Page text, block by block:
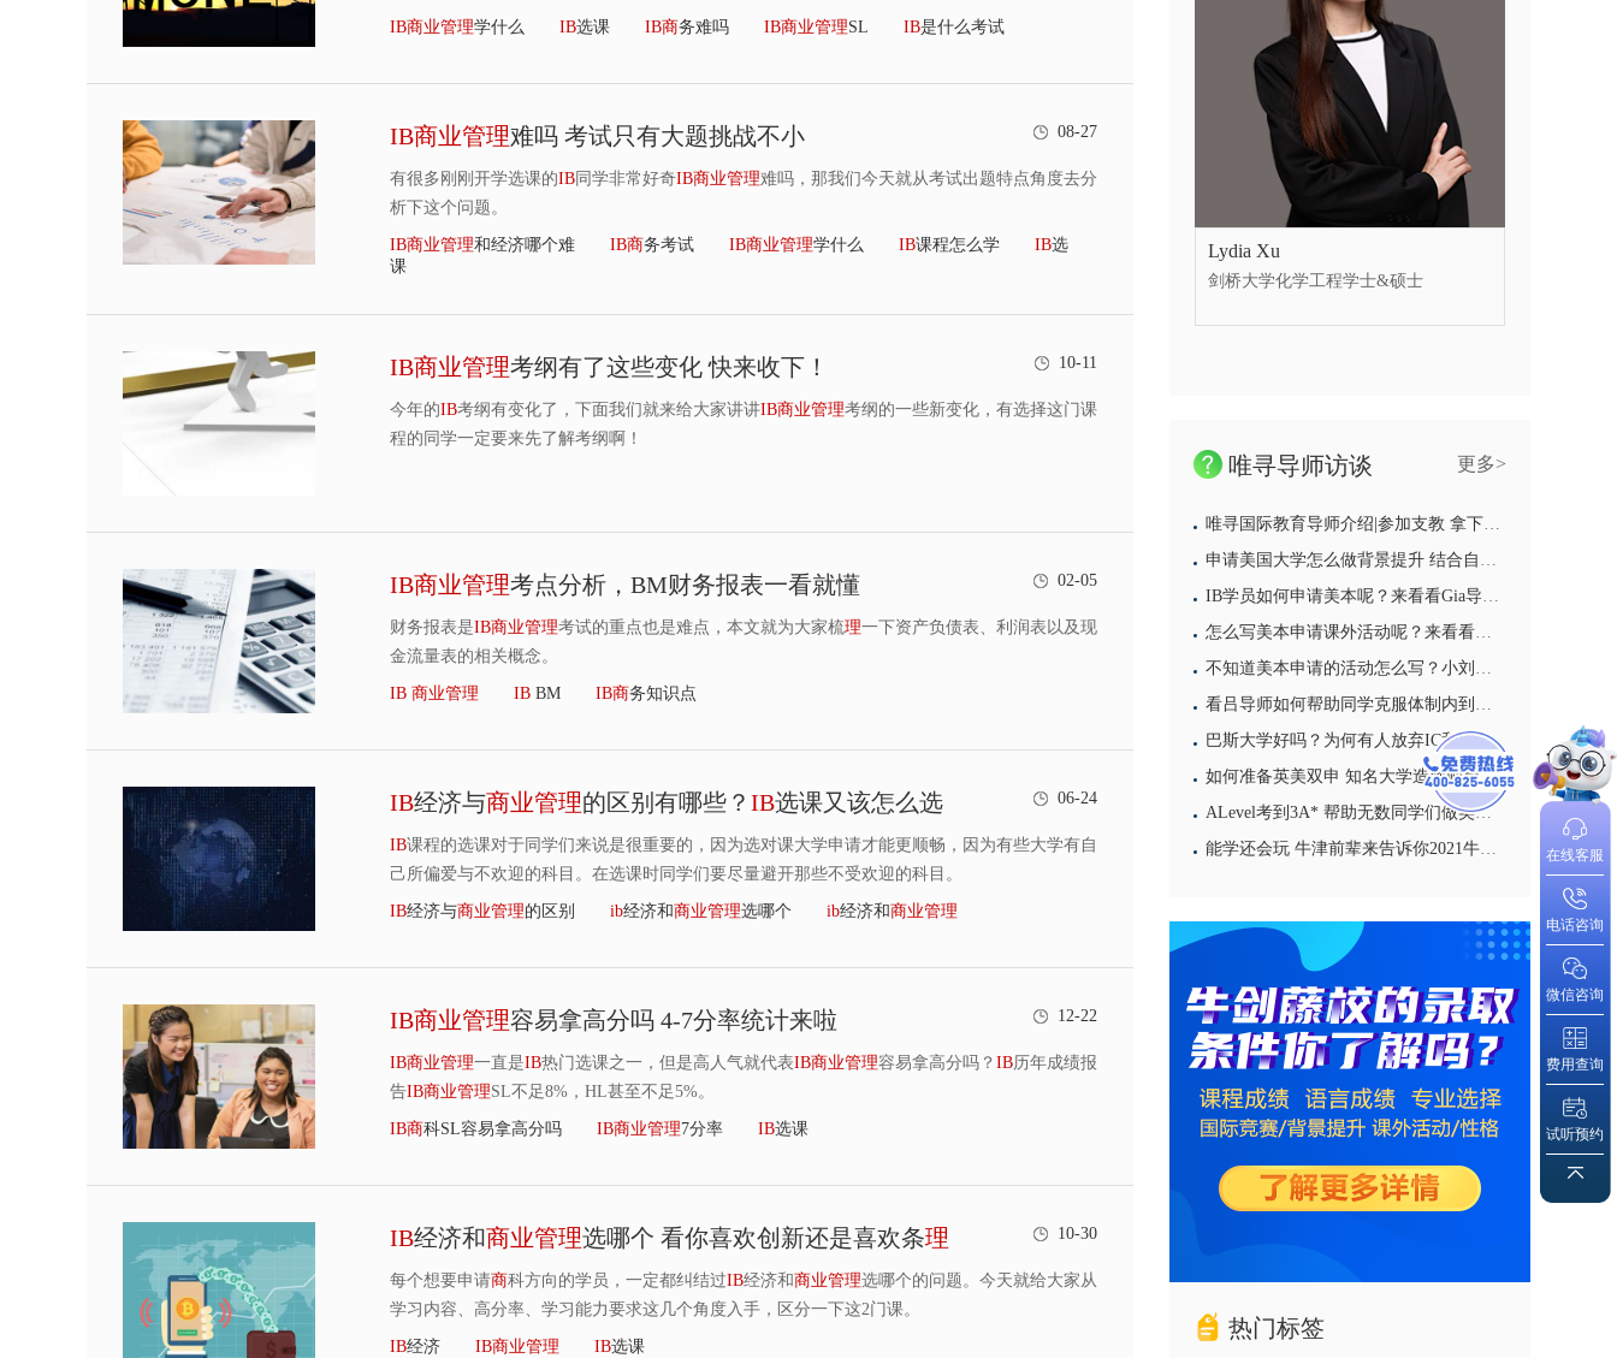
IB商业管理学什么 IB选课 IB商务难吗 IB商业管理SL IB是什么考试
IB商业管理难吗 考试只有大题挑战不小 08-27
有很多刚刚开学选课的IB 同学非常好奇IB商业管理难吗，那我们今天就从考试出题特点角度去分
析下这个问题。
IB商业管理和经济哪个难 IB商务考试 IB商业管理学什么 IB课程怎么学 IB选
课
IB商业管理考纲有了这些变化 快来收下！ 10-11
今年的IB考纲有变化了，下面我们就来给大家讲讲IB商业管理考纲的一些新变化，有选择这门课
程的同学一定要来先了解考纲啊！
IB商业管理考点分析，BM财务报表一看就懂 02-05
财务报表是IB商业管理考试的重点也是难点，本文就为大家梳理一下资产负债表、利润表以及现
金流量表的相关概念。
IB 商业管理 IB BM IB商务知识点
IB经济与商业管理的区别有哪些？ IB选课又该怎么选 06-24
IB课程的选课对于同学们来说是很重要的，因为选对课大学申请才能更顺畅，因为有些大学有自
己所偏爱与不欢迎的科目。在选课时同学们要尽量避开那些不受欢迎的科目。
IB经济与商业管理的区别 ib经济和商业管理选哪个 ib经济和商业管理
IB商业管理容易拿高分吗 4-7分率统计来啦 12-22
IB商业管理一直是IB热门选课之一，但是高人气就代表IB商业管理容易拿高分吗？ IB历年成绩报
告IB商业管理SL不足8%，HL甚至不足5%。
IB商科SL容易拿高分吗 IB商业管理7分率 IB选课
IB经济和商业管理选哪个 看你喜欢创新还是喜欢条理 10-30
每个想要申请商科方向的学员，一定都纠结过IB经济和商业管理选哪个的问题。今天就给大家从
学习内容、高分率、学习能力要求这几个角度入手，区分一下这2门课。
IB经济 IB商业管理 IB选课
Lydia Xu
剑桥大学化学工程学士&硕士
唯寻导师访谈 更多>
唯寻国际教育导师介绍|参加支教 拿下国家奖学金 靠“经验”打败留学拦路虎
申请美国大学怎么做背景提升 结合自己的优势才能找到好的背提项目
IB学员如何申请美本呢？来看看Gia导师会给学员带来哪些建议吧
怎么写美本申请课外活动呢？来看看大陆导师给你的答案
不知道美本申请的活动怎么写？小刘导师的亲身经历一定能够给你带来启发
看吕导师如何帮助同学克服体制内到国际部的学习困难
巴斯大学好吗？为何有人放弃IC和UCL也要选它
如何准备英美双申 知名大学造梦师用他10年的亲身经历来告诉你
ALevel考到3A* 帮助无数同学们做英国本科申请选择 选揭秘牛津大学贝利奥尔学院的导师日常
能学还会玩 牛津前辈来告诉你2021牛津大学本科申请攻略
热门标签
在线客服
电话咨询
微信咨询
费用查询
试听预约